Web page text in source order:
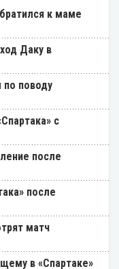
к маме
Даку в
поводу
с
после
после
матч
в «Спартаке»